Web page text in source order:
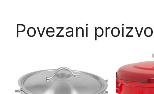
Povezani